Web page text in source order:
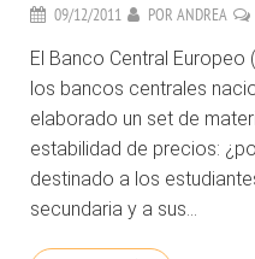
09/12/2011 POR ANDREA
El Banco Central
los bancos centrales
elaborado un set de
estabilidad de precios:
destinado a los
secundaria y a sus...